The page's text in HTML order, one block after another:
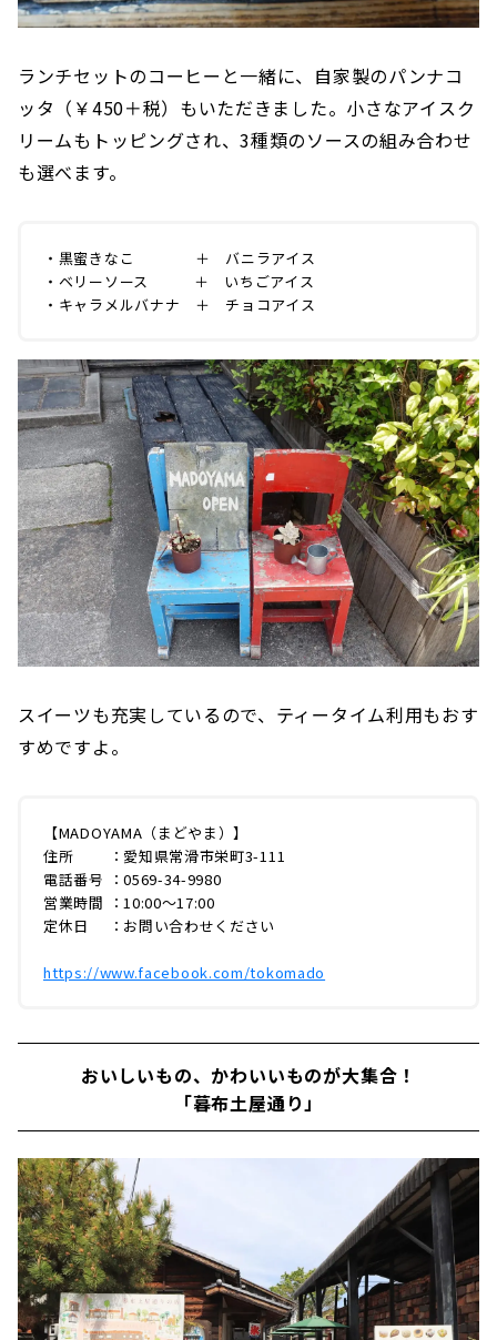
ランチセットのコーヒーと一緒に、自家製のパンナコ
ッタ（￥450＋税）もいただきました。小さなアイスク
リームもトッピングされ、3種類のソースの組み合わせ
も選べます。
・黒蜜きなこ ＋ バニラアイス
・ベリーソース ＋ いちごアイス
・キャラメルバナナ ＋ チョコアイス
スイーツも充実しているので、ティータイム利用もおす
すめですよ。
【MADOYAMA（まどやま）】
住所 ：愛知県常滑市栄町3-111
電話番号 ：0569-34-9980
営業時間 ：10:00〜17:00
定休日 ：お問い合わせください
https://www.facebook.com/tokomado
おいしいもの、かわいいものが大集合！
「暮布土屋通り」